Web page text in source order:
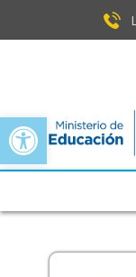
Open